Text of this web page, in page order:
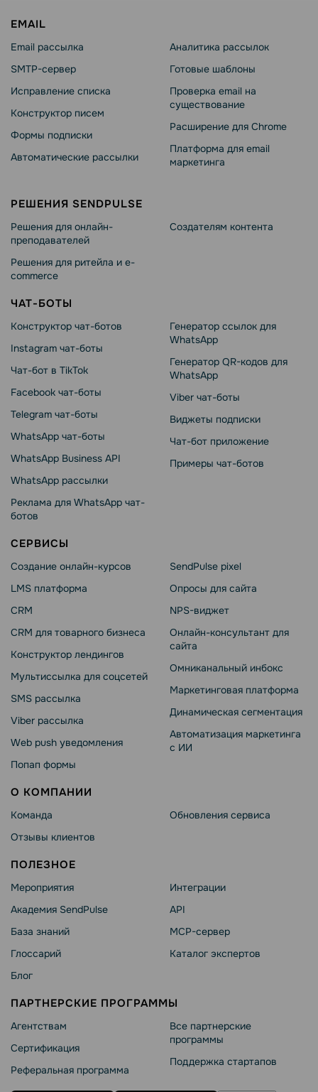
EMAIL
Email рассылка
SMTP-сервер
Исправление списка
Конструктор писем
Формы подписки
Автоматические рассылки
Аналитика рассылок
Готовые шаблоны
Проверка email на
существование
Расширение для Chrome
Платформа для email
маркетинга
РЕШЕНИЯ SENDPULSE
Решения для онлайн-
преподавателей
Решения для ритейла и e-
commerce
Создателям контента
ЧАТ-БОТЫ
Конструктор чат-ботов
Instagram чат-боты
Чат-бот в TikTok
Facebook чат-боты
Telegram чат-боты
WhatsApp чат-боты
WhatsApp Business API
WhatsApp рассылки
Реклама для WhatsApp чат-
ботов
Генератор ссылок для
WhatsApp
Генератор QR-кодов для
WhatsApp
Viber чат-боты
Виджеты подписки
Чат-бот приложение
Примеры чат-ботов
СЕРВИСЫ
Создание онлайн-курсов
LMS платформа
CRM
CRM для товарного бизнеса
Конструктор лендингов
Мультиссылка для соцсетей
SMS рассылка
Viber рассылка
Web push уведомления
Попап формы
SendPulse pixel
Опросы для сайта
NPS-виджет
Онлайн-консультант для
сайта
Омниканальный инбокс
Маркетинговая платформа
Динамическая сегментация
Автоматизация маркетинга
с ИИ
О КОМПАНИИ
Команда
Отзывы клиентов
Обновления сервиса
ПОЛЕЗНОЕ
Мероприятия
Академия SendPulse
База знаний
Глоссарий
Блог
Интеграции
API
MCP-сервер
Каталог экспертов
ПАРТНЕРСКИЕ ПРОГРАММЫ
Агентствам
Сертификация
Реферальная программа
Все партнерские
программы
Поддержка стартапов